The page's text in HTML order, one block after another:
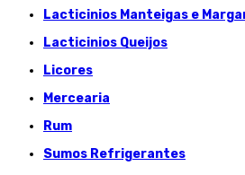
Lacticinios Manteigas e
Lacticinios Queijos
Licores
Mercearia
Rum
Sumos Refrigerantes